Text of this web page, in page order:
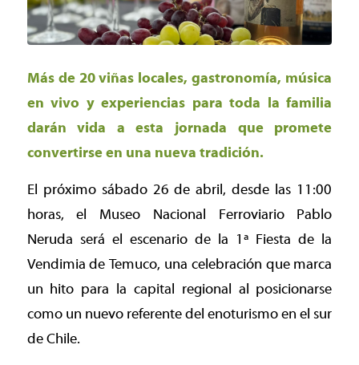
Más de 20 viñas locales, gastronomía, música
en vivo y experiencias para toda la familia
darán vida a esta jornada que promete
convertirse en una nueva tradición.
El próximo sábado 26 de abril, desde las 11:00
horas, el Museo Nacional Ferroviario Pablo
Neruda será el escenario de la 1ª Fiesta de la
Vendimia de Temuco, una celebración que marca
un hito para la capital regional al posicionarse
como un nuevo referente del enoturismo en el sur
de Chile.